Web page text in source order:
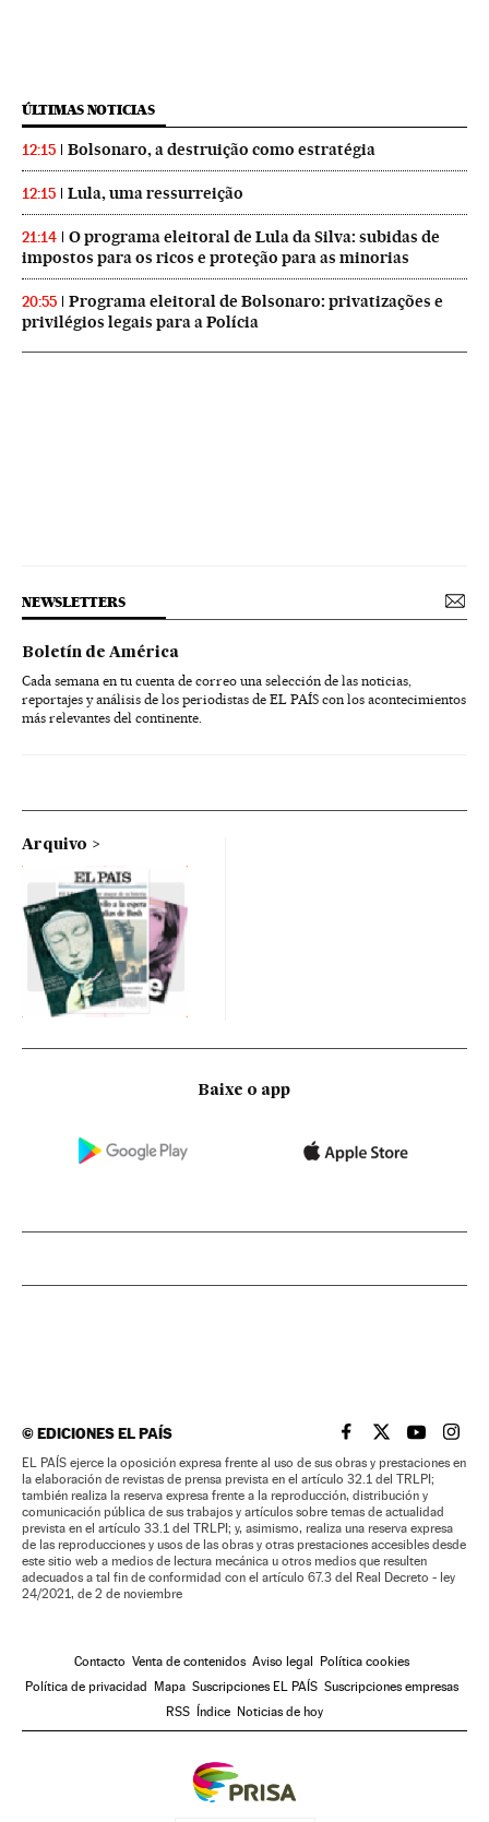
ÚLTIMAS NOTICIAS
12:15 Bolsonaro, a destruição como estratégia
12:15 Lula, uma ressurreição
21:14
O programa eleitoral de Lula da Silva: subidas de
impostos para os ricos e proteção para as minorias
20:55
Programa eleitoral de Bolsonaro: privatizações e
privilégios legais para a Polícia
NEWSLETTERS
Boletín de América
Cada semana en tu cuenta de correo una selección de las noticias,
reportajes y análisis de los periodistas de EL PAÍS con los acontecimientos
más relevantes del continente.
Arquivo
Baixe o app
©EDICIONES EL PAÍS EL PAÍS BRASIL EN
EL PAÍSEL PAÍS
EL
EL PAÍS ejerce la oposición expresa frente al uso de sus obras y prestaciones en
la elaboración de revistas de prensa prevista en el artículo 32.1 del TRLPI;
también realiza la reserva expresa frente a la reproducción, distribución y
comunicación pública de sus trabajos y artículos sobre temas de actualidad
prevista en el artículo 33.1 del TRLPI; y, asimismo, realiza una reserva expresa
de las reproducciones y usos de las obras y otras prestaciones accesibles desde
este sitio web a medios de lectura mecánica u otros medios que resulten
adecuados a tal fin de conformidad con el artículo 67.3 del Real Decreto - ley
24/2021, de 2 de noviembre
Contacto Venta de contenidos Aviso legal Política cookies
Política de privacidad Mapa Suscripciones EL PAÍS Suscripciones empresas
RSS Índice Noticias de hoy